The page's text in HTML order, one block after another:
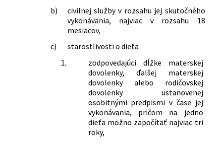
b)
civilnej služby v rozsahu jej skutočného
vykonávania, najviac v rozsahu 18
mesiacov,
c)
starostlivosti o dieťa
1.
zodpovedajúci dĺžke materskej
dovolenky, ďalšej materskej
dovolenky alebo rodičovskej
dovolenky ustanovenej
osobitnými predpismi v čase jej
vykonávania, pričom na jedno
dieťa možno započítať najviac tri
roky,